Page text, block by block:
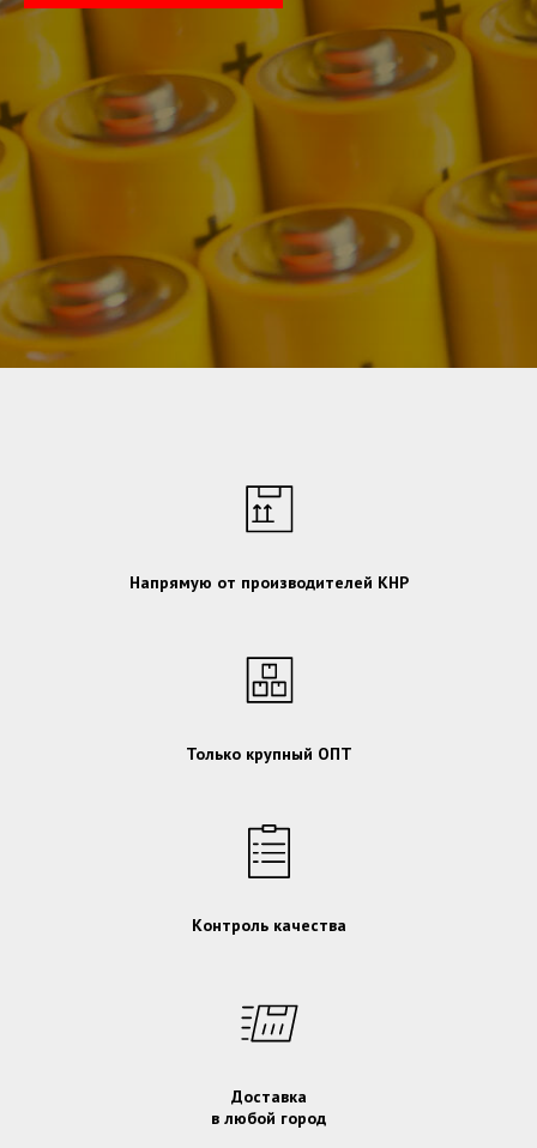
Напрямую от производителей КНР
Только крупный ОПТ
Контроль качества
Доставка
в любой город